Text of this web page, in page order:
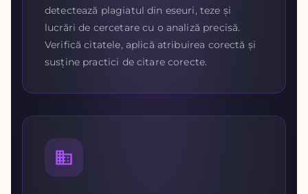
detectează plagiatul din eseuri, teze și
lucrări de cercetare cu o analiză precisă.
Verifică citatele, aplică atribuirea corectă și
susține practici de citare corecte.